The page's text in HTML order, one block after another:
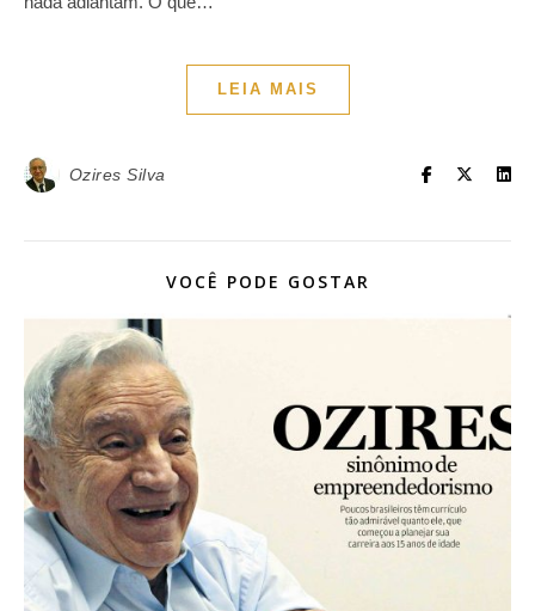
LEIA MAIS
Ozires Silva
VOCÊ PODE GOSTAR